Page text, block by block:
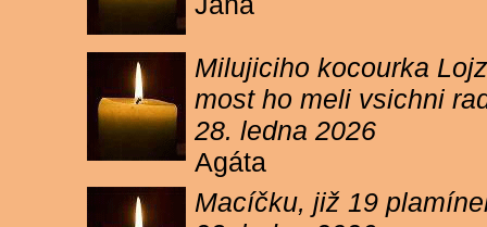
Milujiciho kocourka
most ho meli vsichni
28. ledna 2026
Agáta
Macíčku, již 19